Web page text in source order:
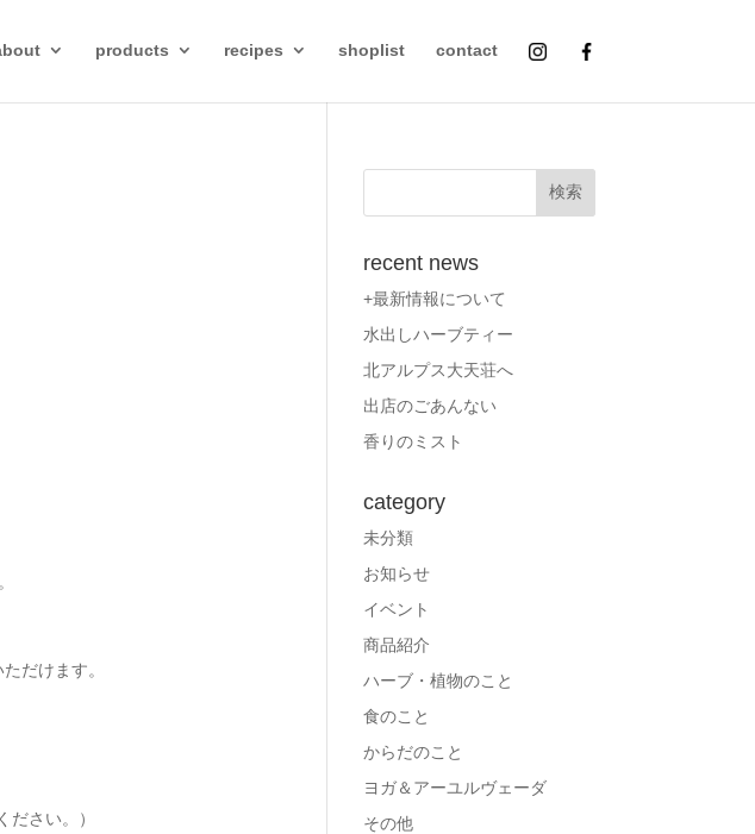
products recipes shoplist contact
だけます。
さい。）
recent news
+最新情報について
水出しハーブティー
北アルプス大天荘へ
出店のごあんない
香りのミスト
category
未分類
お知らせ
イベント
商品紹介
ハーブ・植物のこと
食のこと
からだのこと
ヨガ＆アーユルヴェーダ
その他